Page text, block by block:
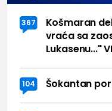
367
Košmaran
vraća sa
Lukasenu..."
104 Šokantan